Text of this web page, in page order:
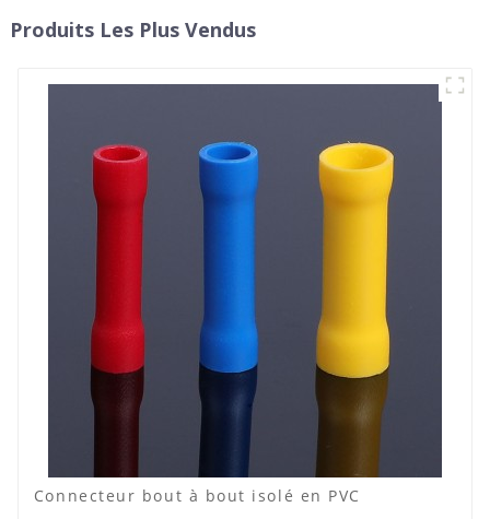
Produits Les Plus Vendus
Connecteur bout à bout isolé en PVC